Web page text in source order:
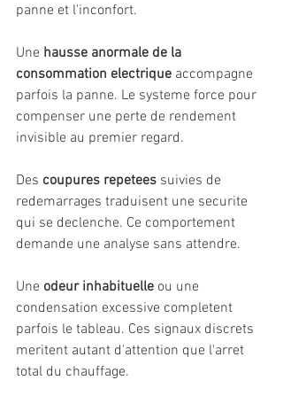
panne et l'inconfort.
Une hausse anormale de la
consommation electrique accompagne
parfois la panne. Le systeme force pour
compenser une perte de rendement
invisible au premier regard.
Des coupures repetees suivies de
redemarrages traduisent une securite
qui se declenche. Ce comportement
demande une analyse sans attendre.
Une odeur inhabituelle ou une
condensation excessive completent
parfois le tableau. Ces signaux discrets
meritent autant d'attention que l'arret
total du chauffage.